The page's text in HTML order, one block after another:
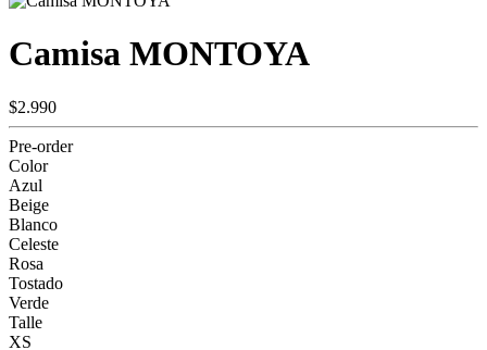
Camisa MONTOYA
$2.990
Pre-order
Color
Azul
Beige
Blanco
Celeste
Rosa
Tostado
Verde
Talle
XS